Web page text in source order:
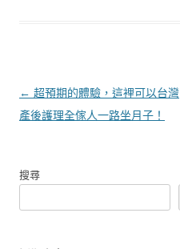
文
章
← 超預期的體驗，這裡可以台灣
產後護理全傢人一路坐月子！
搜尋